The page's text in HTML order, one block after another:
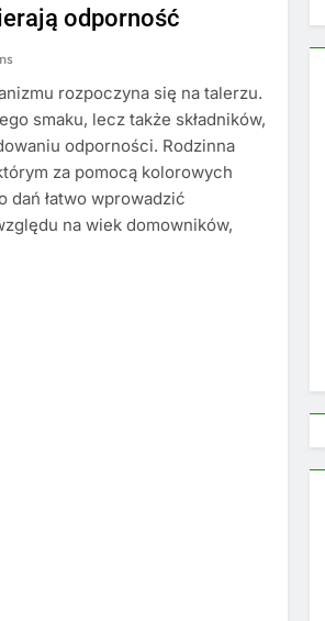
odporność
rozpoczyna się na talerzu.
smaku, lecz także składników,
odporności. Rodzinna
za pomocą kolorowych
dań łatwo wprowadzić
na wiek domowników,